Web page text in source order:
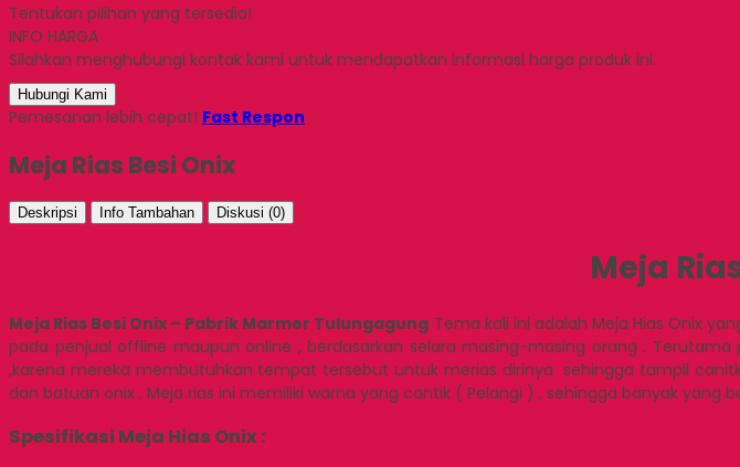
Tentukan pilihan yang tersedia!
INFO HARGA
Silahkan menghubungi kontak kami untuk mendapatkan informasi harga produk ini.
Hubungi Kami
Pemesanan lebih cepat! Fast Respon
Meja Rias Besi Onix
Deskripsi Info Tambahan Diskusi (0)
Meja
Meja Rias Besi Onix – Pabrik Marmer Tulungagung Tema kali ini adalah Meja Hias Onix
pada penjual offline maupun online , berdasarkan selara masing-masing orang .
,karena mereka membutuhkan tempat tersebut untuk merias dirinya sehingga tampil
dan batuan onix . Meja rias ini memiliki warna yang cantik ( Pelangi ) , sehingga banyak
Spesifikasi Meja Hias Onix :